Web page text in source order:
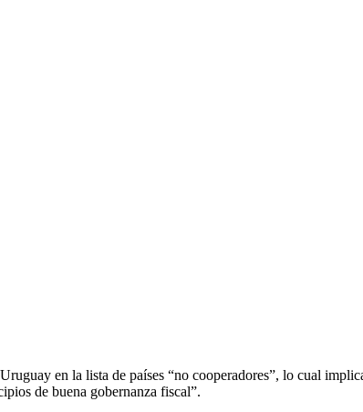
en la lista de países “no cooperadores”, lo cual
de buena gobernanza fiscal”.